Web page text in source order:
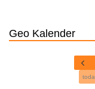
Geo Kalender